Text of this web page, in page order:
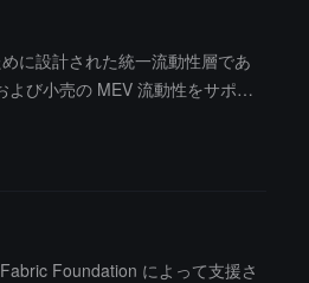
に設計された統一流動性層であ
び小売の MEV 流動性をサポー
Foundation によって支援さ